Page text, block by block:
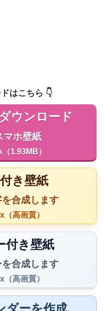
はこちら 👇️
ウンロード
マホ壁紙
1.93MB）
き壁紙
合成します
高画質）
付き壁紙
合成します
高画質）
ダーを作成